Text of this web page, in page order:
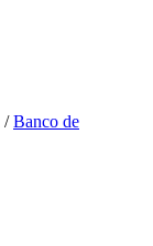
/ Banco de